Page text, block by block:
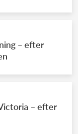
– efter
– efter